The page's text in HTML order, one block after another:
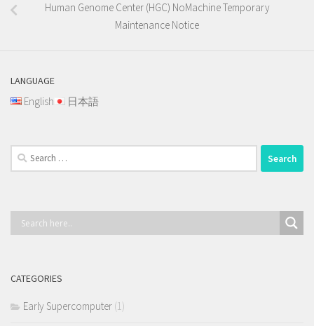
Human Genome Center (HGC) NoMachine Temporary
Maintenance Notice
LANGUAGE
English 日本語
Search
for:
CATEGORIES
Early Supercomputer (1)